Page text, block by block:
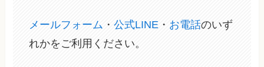
メールフォーム ・公式LINE ・ お電話のいず
れかをご利用ください。